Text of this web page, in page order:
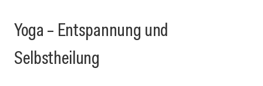
Yoga – Entspannung und
Selbstheilung